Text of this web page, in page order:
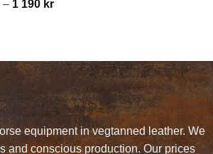
– 1 190 krPrice
1
190 kr
equipment in vegtanned leather. We
and conscious production. Our prices